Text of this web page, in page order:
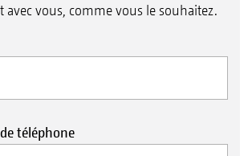
avec vous, comme vous le souhaitez.
téléphone